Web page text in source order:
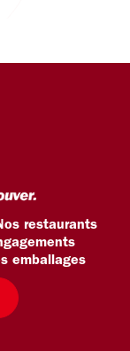
restaurants
emballages